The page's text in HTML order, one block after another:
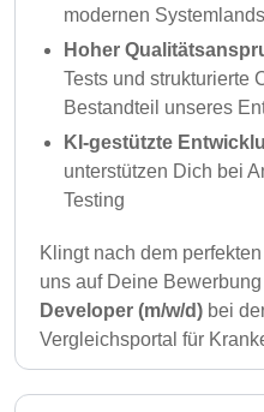
modernen
Hoher
Tests und strukturierte
Bestandteil unseres
KI-gestützte
unterstützen Dich bei
Testing
Klingt nach dem
uns auf Deine
Developer (m/w/d) bei
Vergleichsportal für